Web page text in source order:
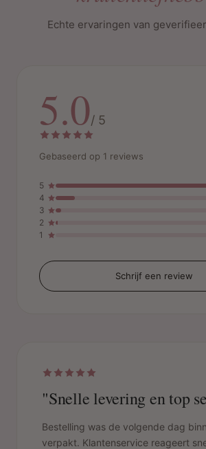
Colour.
Echte ervaringen van
5.0/ 5
Gebaseerd op 1 reviews
5
4
3
2
1
Schrijf een review
"Snelle levering en top
Bestelling was de volgende dag
verpakt. Klantenservice reageert